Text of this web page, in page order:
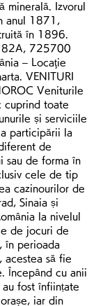
minerală. Izvorul
anul 1871,
în 1896.
82A, 725700
– Locaţie
VENITURI
Veniturile
cuprind toate
și serviciile
participării la
de
sau de forma în
cele de tip
cazinourilor de
Sinaia și
la nivelul
de jocuri de
în perioada
acestea să fie
Începând cu anii
au fost înființate
iar din